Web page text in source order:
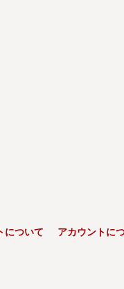
について アカウントに